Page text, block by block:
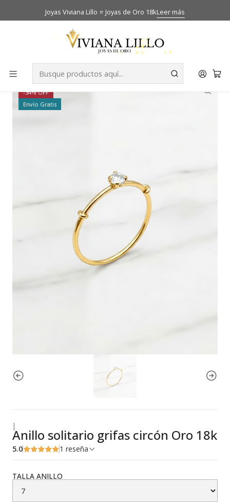
Joyas Viviana Lillo ⭐ Joyas de Oro 18kLeer más
Inicio
Anillo solitario grifas circón Oro 18k
-34% OFF
Envío Gratis
|
Anillo solitario grifas circón Oro 18k
5.0 1 reseña
TALLA ANILLO